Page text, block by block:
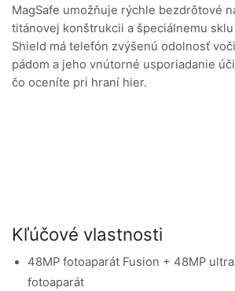
MagSafe umožňuje rýchle bezdrôtové
titánovej konštrukcii a špeciálnemu
Shield má telefón zvýšenú odolnosť
pádom a jeho vnútorné usporiadanie
čo oceníte pri hraní hier.
Kľúčové vlastnosti
48MP fotoaparát Fusion + 48MP
fotoaparát